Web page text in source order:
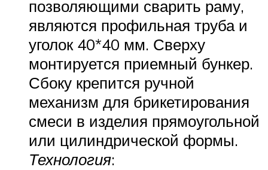
позволяющими сварить раму,
являются профильная труба и
уголок 40*40 мм. Сверху
монтируется приемный бункер.
Сбоку крепится ручной
механизм для брикетирования
смеси в изделия прямоугольной
или цилиндрической формы.
Технология: